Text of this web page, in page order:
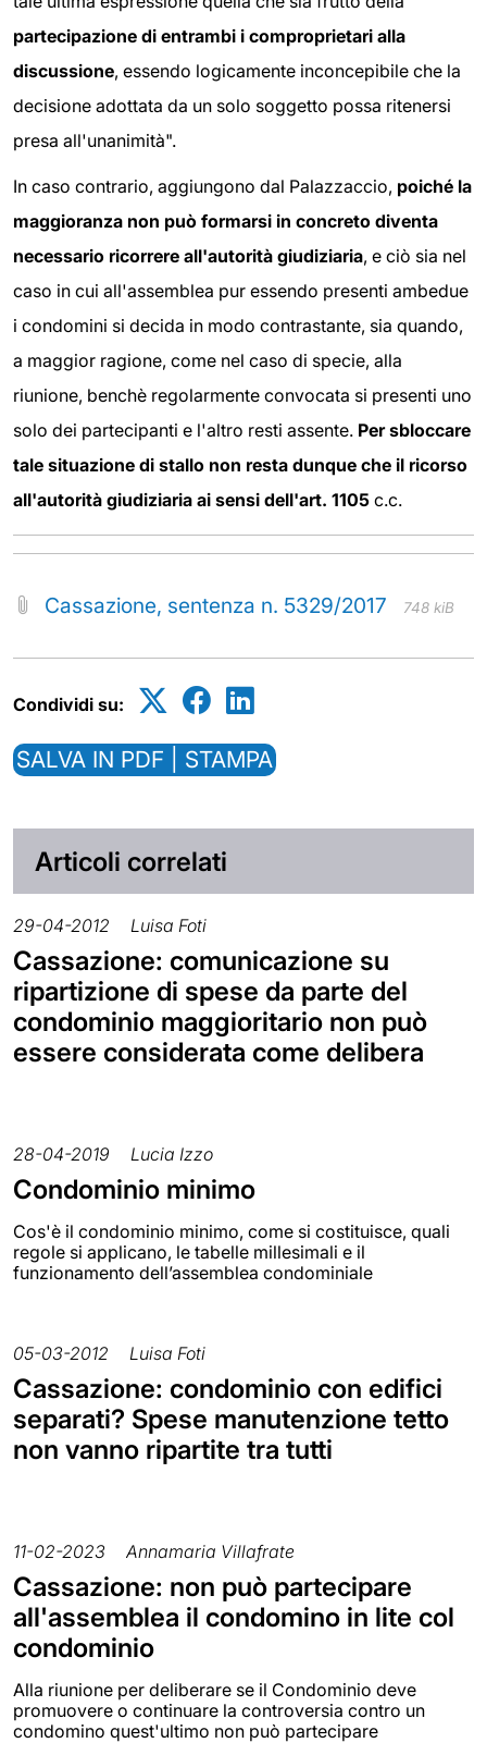
partecipazione di entrambi i comproprietari alla
discussione, essendo logicamente inconcepibile che la
decisione adottata da un solo soggetto possa ritenersi
presa all'unanimità".
In caso contrario, aggiungono dal Palazzaccio, poiché la
maggioranza non può formarsi in concreto diventa
necessario ricorrere all'autorità giudiziaria, e ciò sia nel
caso in cui all'assemblea pur essendo presenti ambedue
i condomini si decida in modo contrastante, sia quando,
a maggior ragione, come nel caso di specie, alla
riunione, benchè regolarmente convocata si presenti uno
solo dei partecipanti e l'altro resti assente. Per sbloccare
tale situazione di stallo non resta dunque che il ricorso
all'autorità giudiziaria ai sensi dell'art. 1105 c.c.
Cassazione, sentenza n. 5329/2017 748 kiB
Condividi su:
SALVA IN PDF | STAMPA
Articoli correlati
29-04-2012 Luisa Foti
Cassazione: comunicazione su
ripartizione di spese da parte del
condominio maggioritario non può
essere considerata come delibera
28-04-2019 Lucia Izzo
Condominio minimo
Cos'è il condominio minimo, come si costituisce, quali
regole si applicano, le tabelle millesimali e il
funzionamento dell’assemblea condominiale
05-03-2012 Luisa Foti
Cassazione: condominio con edifici
separati? Spese manutenzione tetto
non vanno ripartite tra tutti
11-02-2023 Annamaria Villafrate
Cassazione: non può partecipare
all'assemblea il condomino in lite col
condominio
Alla riunione per deliberare se il Condominio deve
promuovere o continuare la controversia contro un
condomino quest'ultimo non può partecipare